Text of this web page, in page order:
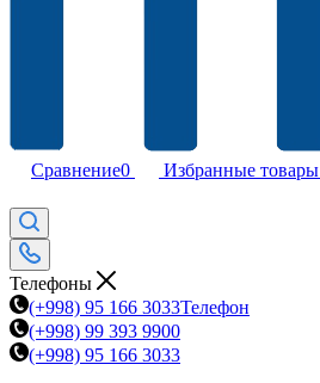
Сравнение0 Избранные товары
Телефоны
(+998) 95 166 3033Телефон
(+998) 99 393 9900
(+998) 95 166 3033